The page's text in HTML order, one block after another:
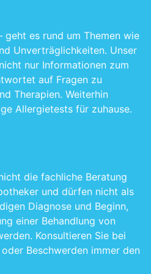
zu
liegen in der Früh im Bett,
– Halbschlaf eben – und Sie
am ganzen Körper
Situation am Besten
ich Ihnen die Stopp-
Sie inne. Stopp! Alles was
und Sie fragen in sich
Dazu nehmen Sie ein paar
sich das fragen. Das ist
Ihre Körperwahrnehmung
geht es rund um Themen wie
Unverträglichkeiten. Unser
nur Informationen zum
auf Fragen zu
Therapien. Weiterhin
Allergietests für zuhause.
die fachliche Beratung
und dürfen nicht als
Diagnose und Beginn,
einer Behandlung von
Konsultieren Sie bei
Beschwerden immer den